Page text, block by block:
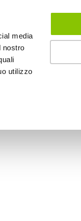
media
nostro
utilizzo
ACCEDI